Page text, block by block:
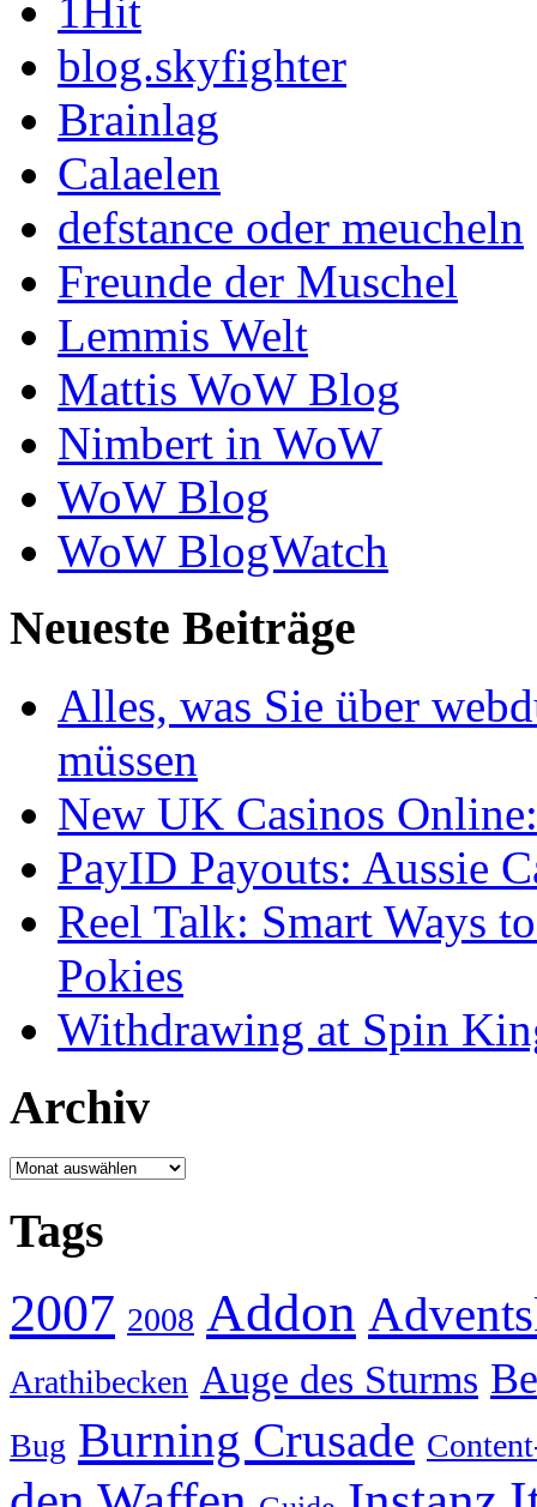
1Hit
blog.skyfighter
Brainlag
Calaelen
defstance oder meucheln
Freunde der Muschel
Lemmis Welt
Mattis WoW Blog
Nimbert in WoW
WoW Blog
WoW BlogWatch
Neueste Beiträge
Alles, was Sie über
müssen
New UK Casinos
PayID Payouts: Aussie
Reel Talk: Smart Ways
Pokies
Withdrawing at Spin
Archiv
Archiv
Tags
2007 2008 Addon
Arathibecken Auge des Sturms
Bug Burning Crusade